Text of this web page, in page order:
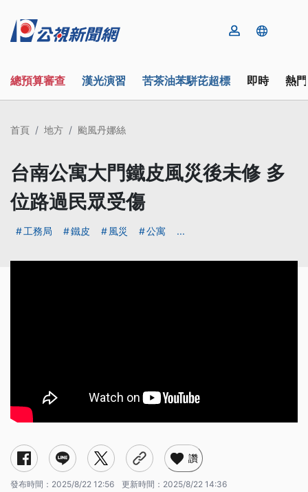
總預算審查 漢光演習 苦茶油苯駢芘超標 即時 熱
首頁 地方 颱風丹娜絲
台南公寓大門鐵皮風災後未修 多
位路過民眾受傷
工務局 鐵皮 風災 公寓 ...
讚
發布時間： 2025/8/22 12:56 更新時間： 2025/8/22 14:36